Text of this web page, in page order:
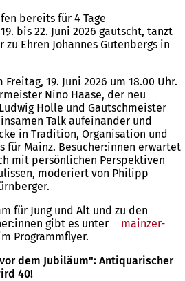
bereits für 4 Tage
bis 22. Juni 2026 gautscht, tanzt
Ehren Johannes Gutenbergs in
19. Juni 2026 um 18.00 Uhr.
Nino Haase, der neu
Holle und Gautschmeister
Talk aufeinander und
in Tradition, Organisation und
für Mainz. Besucher:innen erwartet
mit persönlichen Perspektiven
moderiert von Philipp
für Jung und Alt und zu den
gibt es unter
mainzer-
Programmflyer.
dem Jubiläum": Antiquarischer
40!